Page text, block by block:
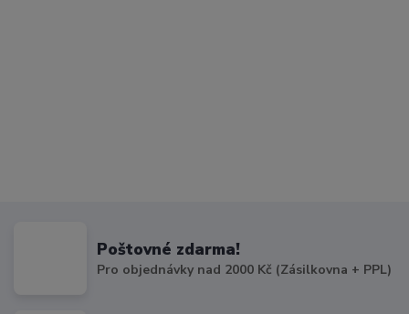
Poštovné zdarma!
Pro objednávky nad 2000 Kč (Zásilkovna + PPL)